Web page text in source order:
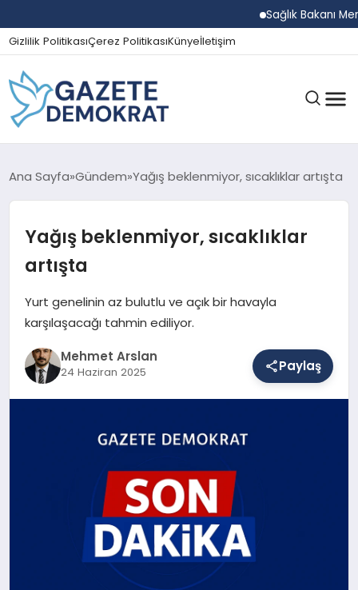
Sağlık Bakanı
Gizlilik PolitikasıÇerez PolitikasıKünyeİletişim
GÜNDEM
EKONOMI
MAGAZIN
Ana Sayfa Gündem Yağış beklenmiyor, sıcaklıklar artışta
Yağış beklenmiyor, sıcaklıklar
artışta
Yurt genelinin az bulutlu ve açık bir havayla
karşılaşacağı tahmin ediliyor.
Mehmet Arslan
24 Haziran 2025 Paylaş